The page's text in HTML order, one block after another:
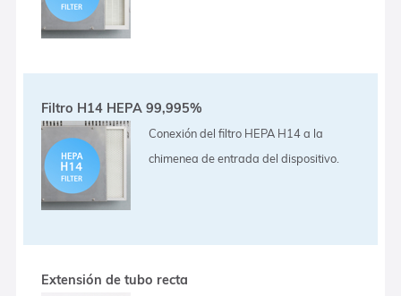
Filtro H14 HEPA 99,995%
Conexión del filtro HEPA H14 a la
chimenea de entrada del dispositivo.
Extensión de tubo recta